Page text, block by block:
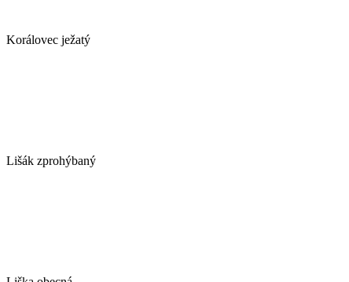
Korálovec ježatý
Lišák zprohýbaný